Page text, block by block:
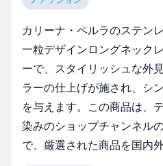
カリーナ・ペルラのステン
一粒デザインロングネック
ーで、スタイリッシュな外
ラーの仕上げが施され、シ
を与えます。この商品は、
染みのショップチャンネル
で、厳選された商品を国内